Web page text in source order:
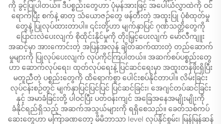
ကို ခွင့်ပြုပါတယ်။ ဒီပစ္စည်းတွေဟာ ပုံမှန်အားဖြင့် အပေါ်ယံလွှာထဲကို ဝင်
ရောက်ပြီး စက်နဲ့ ဓာတု သံယောဇဉ်တွေ ဖန်တီးတဲ့ အထူးပြု ပုံစံထုတ်မှု
တွေနဲ့ ပြုလုပ်ထားတာပါ။ ၎င်းတို့ဟာ မျက်နှာပြင် ဂုဏ်သတ္တိတွေကို
ပြောင်းလဲပေးလျက် စိုထိုင်းနိုင်မှုကို တိုးမြှင့်ပေးလျက် မော်လီကျူး
အဆင့်မှာ အားကောင်းတဲ့ အပြန်အလှန် ချိတ်ဆက်ထားတဲ့ တည်ဆောက်
မှုများကို ပြုလုပ်ပေးလျက် လုပ်ကိုင်ကြပါတယ်။ အဆက်စပ်ပစ္စည်းတွေ
ဟာ ဆောက်လုပ်ရေး၊ ထုတ်လုပ်ရေးနဲ့ ပြင်ဆင်ရေးမှာ အထူးတန်ဖိုးရှိပြီး
မတူညီတဲ့ ပစ္စည်းတွေကို ထိရောက်စွာ ပေါင်းစပ်နိုင်တာပါ။ လိမ်းခြင်း
လုပ်ငန်းစဉ်တွင် မျက်နှာပြင်ပြင်ပြင် ပြင်ဆင်ခြင်း၊ အေဂျင်တပ်ဆင်ခြင်း
နှင့် အမာခံခြင်းတို့ ပါဝင်ပြီး ပတ်ဝန်းကျင် အခြေအနေအမျိုးမျိုးကို
ခံနိုင်ရည်ရှိသည့် အဆက်အသွယ်များကို ရရှိစေသည်။ ခေတ်သစ်ကပ်
ဆေးတွေဟာ မကြာခဏတော့ မိမိဘာသာ level လုပ်နိုင်စွမ်း၊ မြန်မြန်ဆန်